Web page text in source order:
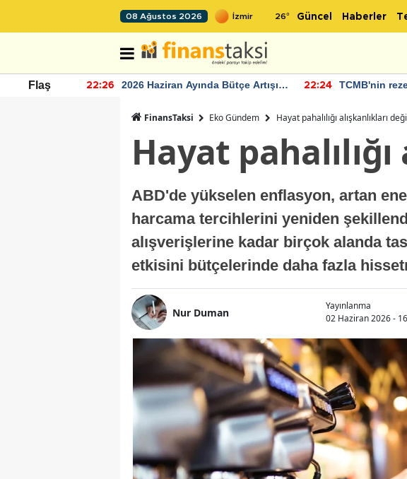
08 Ağustos 2026 26° Güncel Haberler
Flaş 22:26
2026 Haziran Ayında Bütçe Artışı
22:24
TCMB'nin
FinansTaksi Eko Gündem Hayat pahalılığı alışkanlıkları
Hayat
ABD'de yükselen enflasyon, artan
harcama tercihlerini yeniden
alışverişlerine kadar birçok alanda
etkisini bütçelerinde daha fazla
Nur Duman
Yayınlanma
02 Haziran 2026 -